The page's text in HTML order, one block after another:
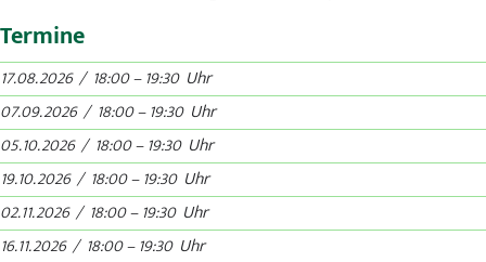
Veranstaltungen
Presse
Kontakt
Termine
17.08.2026 / 18:00 – 19:30 Uhr
07.09.2026 / 18:00 – 19:30 Uhr
05.10.2026 / 18:00 – 19:30 Uhr
19.10.2026 / 18:00 – 19:30 Uhr
02.11.2026 / 18:00 – 19:30 Uhr
16.11.2026 / 18:00 – 19:30 Uhr